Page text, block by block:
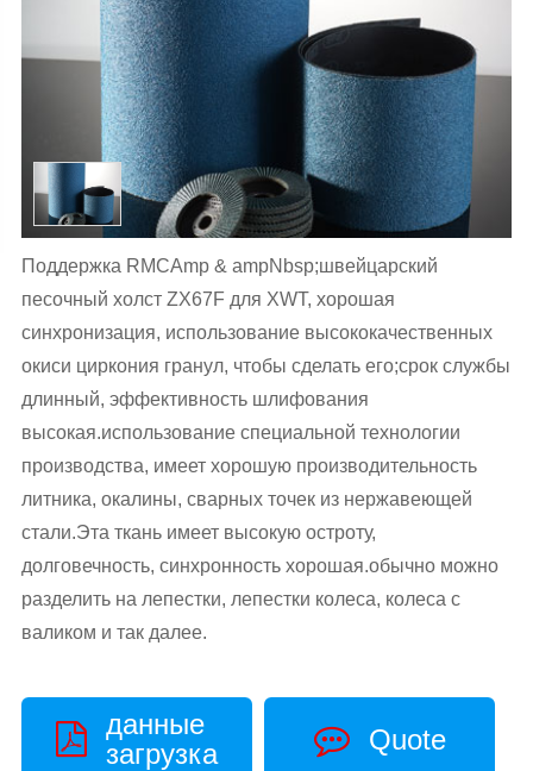
Поддержка RMCAmp & ampNbsp;швейцарский
песочный холст ZX67F для XWT, хорошая
синхронизация, использование высококачественных
окиси циркония гранул, чтобы сделать его;срок службы
длинный, эффективность шлифования
высокая.использование специальной технологии
производства, имеет хорошую производительность
литника, окалины, сварных точек из нержавеющей
стали.Эта ткань имеет высокую остроту,
долговечность, синхронность хорошая.обычно можно
разделить на лепестки, лепестки колеса, колеса с
валиком и так далее.
данные
загрузка
Quote